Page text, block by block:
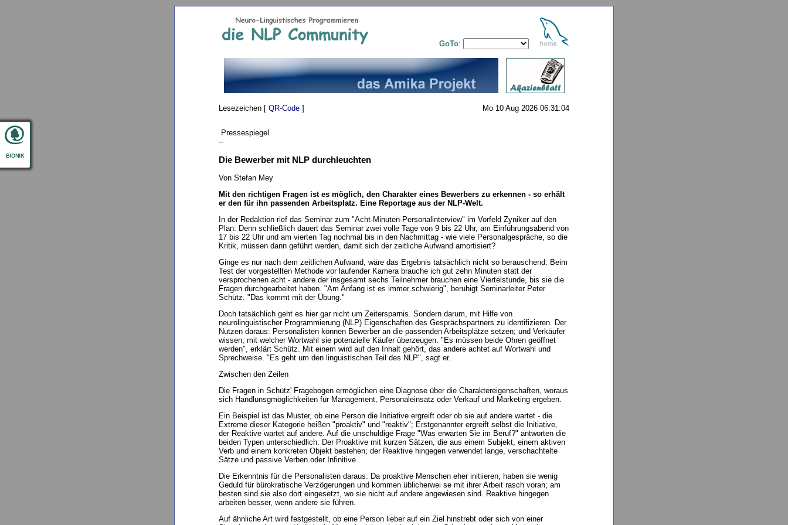
GoTo:
Lesezeichen [ QR-Code ] Mo 10 Aug 2026 06:31:04
Pressespiegel
--
Die Bewerber mit NLP durchleuchten
Von Stefan Mey
Mit den richtigen Fragen ist es möglich, den Charakter eines Bewerbers zu erkennen - so erhält
er den für ihn passenden Arbeitsplatz. Eine Reportage aus der NLP-Welt.
In der Redaktion rief das Seminar zum "Acht-Minuten-Personalinterview" im Vorfeld Zyniker auf den
Plan: Denn schließlich dauert das Seminar zwei volle Tage von 9 bis 22 Uhr, am Einführungsabend von
17 bis 22 Uhr und am vierten Tag nochmal bis in den Nachmittag - wie viele Personalgespräche, so die
Kritik, müssen dann geführt werden, damit sich der zeitliche Aufwand amortisiert?
Ginge es nur nach dem zeitlichen Aufwand, wäre das Ergebnis tatsächlich nicht so berauschend: Beim
Test der vorgestellten Methode vor laufender Kamera brauche ich gut zehn Minuten statt der
versprochenen acht - andere der insgesamt sechs Teilnehmer brauchen eine Viertelstunde, bis sie die
Fragen durchgearbeitet haben. "Am Anfang ist es immer schwierig", beruhigt Seminarleiter Peter
Schütz. "Das kommt mit der Übung."
Doch tatsächlich geht es hier gar nicht um Zeitersparnis. Sondern darum, mit Hilfe von
neurolinguistischer Programmierung (NLP) Eigenschaften des Gesprächspartners zu identifizieren. Der
Nutzen daraus: Personalisten können Bewerber an die passenden Arbeitsplätze setzen; und Verkäufer
wissen, mit welcher Wortwahl sie potenzielle Käufer überzeugen. "Es müssen beide Ohren geöffnet
werden", erklärt Schütz. Mit einem wird auf den Inhalt gehört, das andere achtet auf Wortwahl und
Sprechweise. "Es geht um den linguistischen Teil des NLP", sagt er.
Zwischen den Zeilen
Die Fragen in Schütz' Fragebogen ermöglichen eine Diagnose über die Charaktereigenschaften, woraus
sich Handlunsgmöglichkeiten für Management, Personaleinsatz oder Verkauf und Marketing ergeben.
Ein Beispiel ist das Muster, ob eine Person die Initiative ergreift oder ob sie auf andere wartet - die
Extreme dieser Kategorie heißen "proaktiv" und "reaktiv"; Erstgenannter ergreift selbst die Initiative,
der Reaktive wartet auf andere. Auf die unschuldige Frage "Was erwarten Sie im Beruf?" antworten die
beiden Typen unterschiedlich: Der Proaktive mit kurzen Sätzen, die aus einem Subjekt, einem aktiven
Verb und einem konkreten Objekt bestehen; der Reaktive hingegen verwendet lange, verschachtelte
Sätze und passive Verben oder Infinitive.
Die Erkenntnis für die Personalisten daraus: Da proaktive Menschen eher initiieren, haben sie wenig
Geduld für bürokratische Verzögerungen und kommen üblicherwei se mit ihrer Arbeit rasch voran; am
besten sind sie also dort eingesetzt, wo sie nicht auf andere angewiesen sind. Reaktive hingegen
arbeiten besser, wenn andere sie führen.
Auf ähnliche Art wird festgestellt, ob eine Person lieber auf ein Ziel hinstrebt oder sich von einer